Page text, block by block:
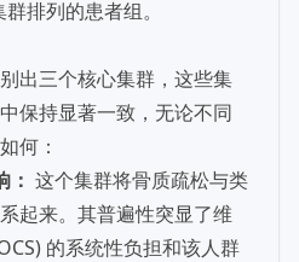
排列的患者组。
出三个核心集群，这些集
保持显著一致，无论不同
何：
这个集群将骨质疏松与类
起来。其普遍性突显了维
的系统性负担和该人群